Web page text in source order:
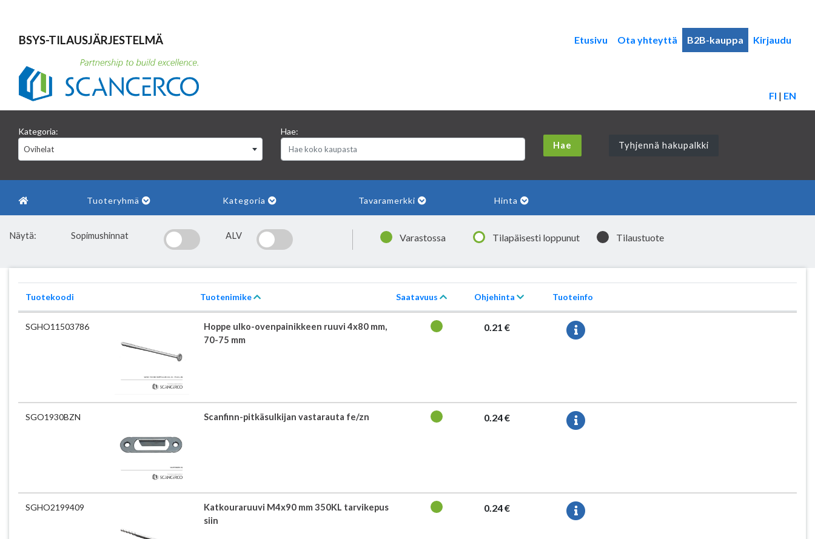
BSYS-TILAUSJÄRJESTELMÄ Etusivu Ota yhteyttä B2B-kauppa Kirjaudu
FI | EN
Kategoria:
Ovihelat
Hae:
Tyhjennä hakupalkki
Tuoteryhmä Kategoria Tavaramerkki Hinta
Näytä: Sopimushinnat ALV | Varastossa Tilapäisesti loppunut Tilaustuote
Tuotekoodi Tuotenimike Saatavuus Ohjehinta Tuoteinfo
SGHO11503786
Hoppe ulko-ovenpainikkeen ruuvi 4x80 mm,
70-75 mm
0.21 €
SGO1930BZN Scanfinn-pitkäsulkijan vastarauta fe/zn 0.24 €
SGHO2199409
Katkouraruuvi M4x90 mm 350KL tarvikepus
siin
0.24 €